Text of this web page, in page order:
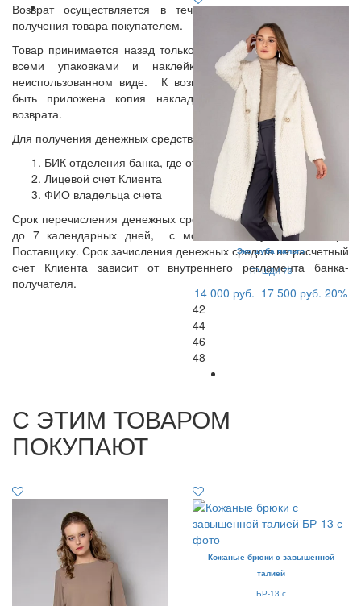
Возврат осуществляется в течении 14 дней с момента
получения товара покупателем.
Товар принимается назад только в полной комплектации, со
всеми упаковками и наклейками, в непоношенном /
неиспользованном виде. К возвращаемому товару должна
быть приложена копия накладной и заполненный бланк
возврата.
Для получения денежных средств Нужно предоставить:
БИК отделения банка, где открыт счет
Лицевой счет Клиента
ФИО владельца счета
Срок перечисления денежных средств осуществляется в срок
до 7 календарных дней, с момента поступления товара
Поставщику. Срок зачисления денежных средств на расчетный
счет Клиента зависит от внутреннего регламента банка-
получателя.
Эко шуба пальто
ГР ШДИ-73
14 000 руб. 17 500 руб. 20%
42
44
46
48
С ЭТИМ ТОВАРОМ
ПОКУПАЮТ
Кожаные брюки с завышенной
талией
БР-13 с